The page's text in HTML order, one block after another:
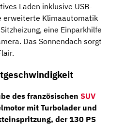
Laden inklusive USB-
erweiterte Klimaautomatik
eine Einparkhilfe
Das Sonnendach sorgt
des französischen SUV
mit Turbolader und
der130 PS